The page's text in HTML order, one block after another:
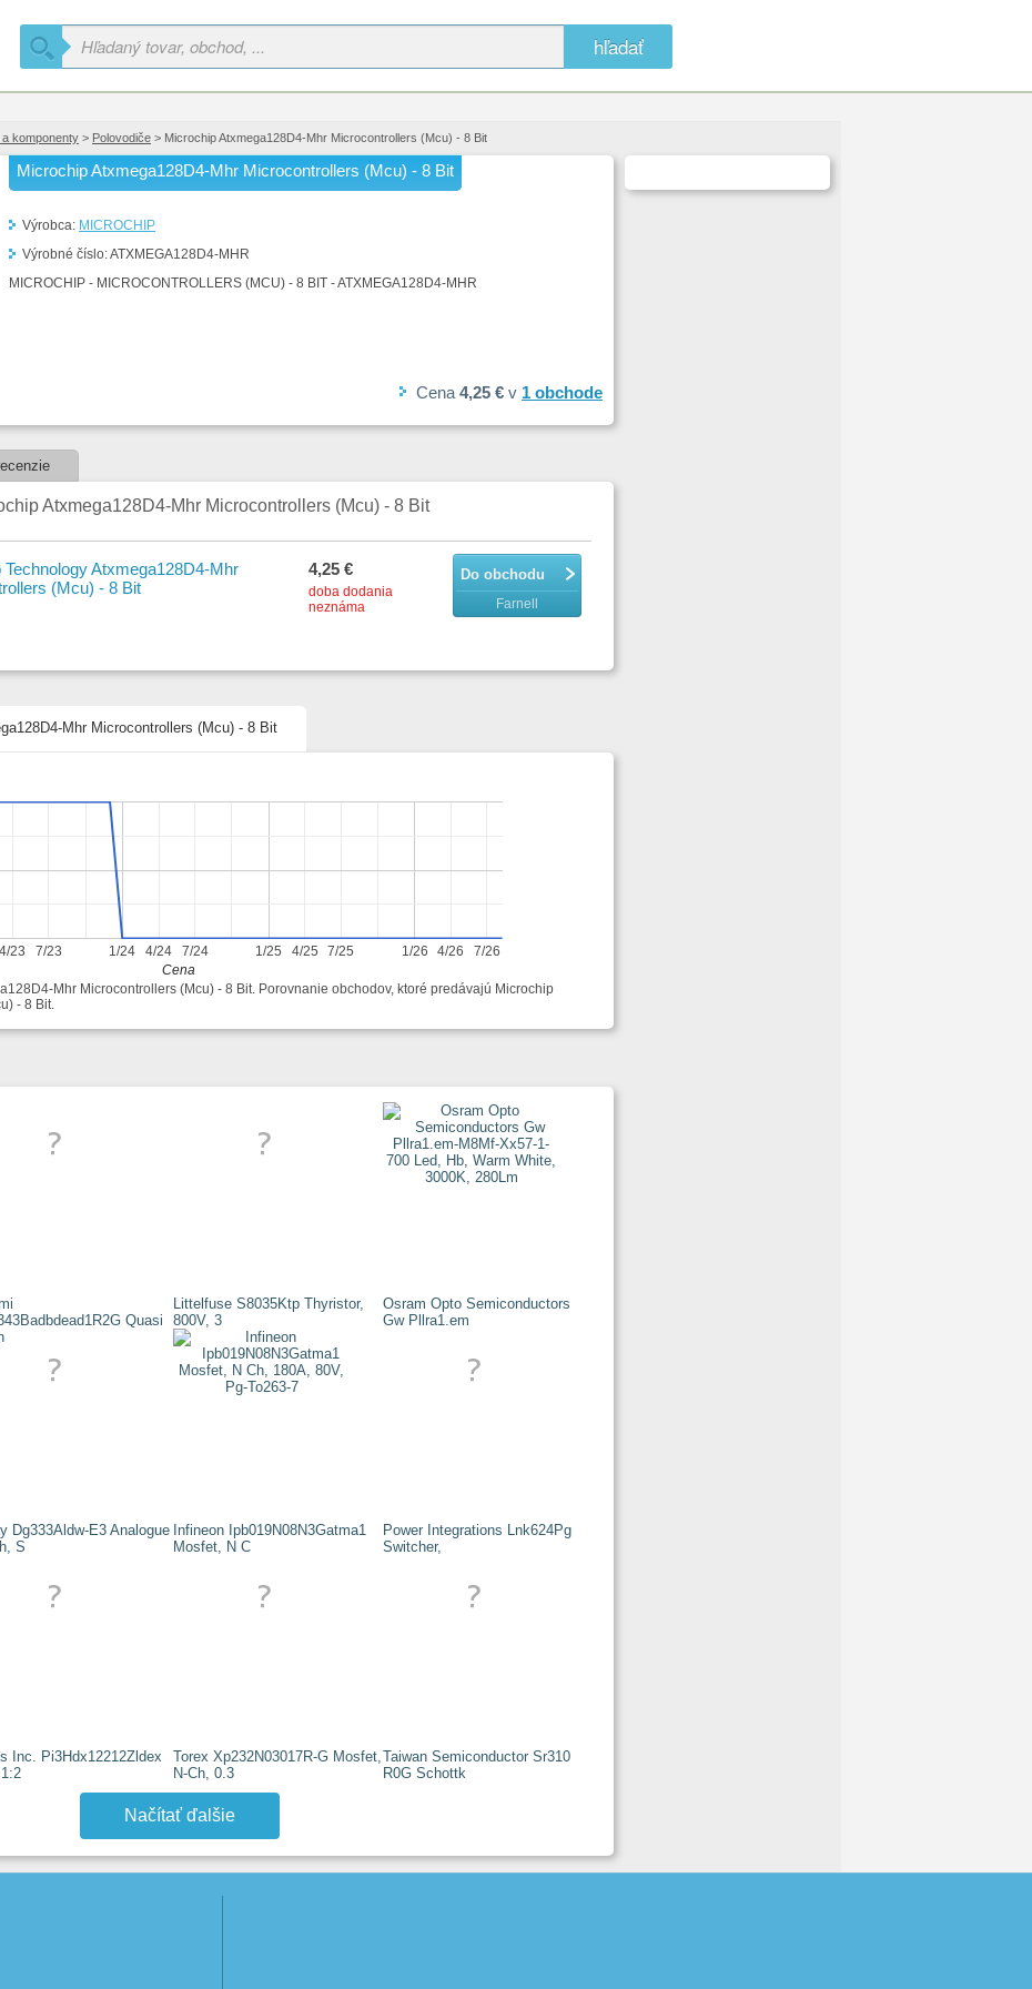
hľadať
komponenty > Polovodiče > Microchip Atxmega128D4-Mhr Microcontrollers (Mcu) - 8 Bit
Microchip Atxmega128D4-Mhr Microcontrollers (Mcu) - 8 Bit
Výrobca: MICROCHIP
Výrobné číslo:ATXMEGA128D4-MHR
MICROCHIP - MICROCONTROLLERS (MCU) - 8 BIT - ATXMEGA128D4-MHR
Cena 4,25 € v 1 obchode
Atxmega128D4-Mhr Microcontrollers (Mcu) - 8 Bit
Technology Atxmega128D4-Mhr
(Mcu) - 8 Bit
Do obchodu
Farnell
4,25 €
doba dodania
neznáma
Mhr Microcontrollers (Mcu) - 8 Bit
1/24 1/25 1/26
4/23 7/23 4/24 7/24 4/25 7/25 4/26 7/26
Cena
Mhr Microcontrollers (Mcu) - 8 Bit. Porovnanie obchodov, ktoré predávajú Microchip
- 8 Bit.
Quasi
Littelfuse S8035Ktp Thyristor,
800V, 3
Osram Opto Semiconductors
Gw Pllra1.em
Dg333Aldw-E3 Analogue
S
Infineon Ipb019N08N3Gatma1
Mosfet, N C
Power Integrations Lnk624Pg
Switcher,
Inc. Pi3Hdx12212Zldex
Torex Xp232N03017R-G Mosfet,
N-Ch, 0.3
Taiwan Semiconductor Sr310
R0G Schottk
Načítať ďalšie